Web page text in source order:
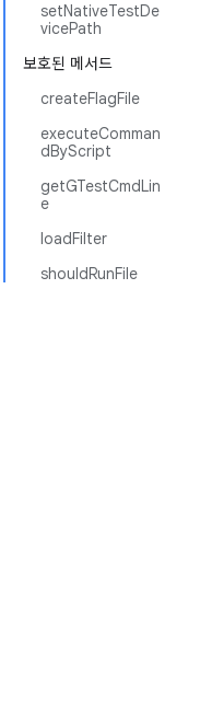
setNativeTestDe
vicePath
보호된 메서드
createFlagFile
executeComman
dByScript
getGTestCmdLin
e
loadFilter
shouldRunFile